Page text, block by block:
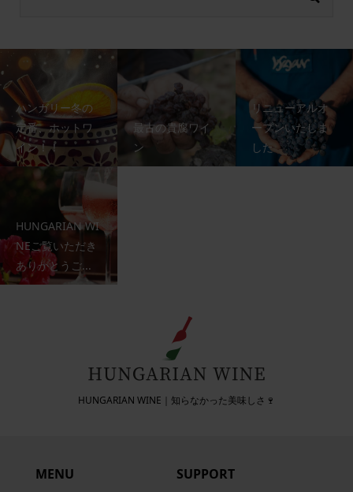
ハンガリー冬の
定番、ホットワ
イン！！
最古の貴腐ワイ
ン
リニューアルオ
ープンいたしま
した
HUNGARIAN WI
NEご覧いただき
ありがとうご...
HUNGARIAN WINE｜知らなかった美味しさ🍷
MENU SUPPORT